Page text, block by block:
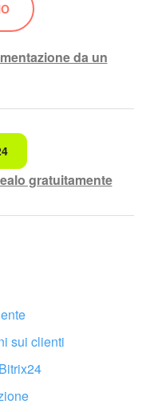
da un
informazioni.
strumento
gratuitamente
sui clienti